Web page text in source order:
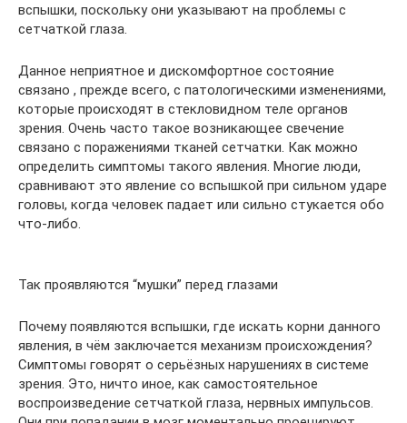
вспышки, поскольку они указывают на проблемы с
сетчаткой глаза.
Данное неприятное и дискомфортное состояние
связано , прежде всего, с патологическими изменениями,
которые происходят в стекловидном теле органов
зрения. Очень часто такое возникающее свечение
связано с поражениями тканей сетчатки. Как можно
определить симптомы такого явления. Многие люди,
сравнивают это явление со вспышкой при сильном ударе
головы, когда человек падает или сильно стукается обо
что-либо.
Так проявляются “мушки” перед глазами
Почему появляются вспышки, где искать корни данного
явления, в чём заключается механизм происхождения?
Симптомы говорят о серьёзных нарушениях в системе
зрения. Это, ничто иное, как самостоятельное
воспроизведение сетчаткой глаза, нервных импульсов.